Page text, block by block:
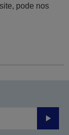
pode nos
Enviar